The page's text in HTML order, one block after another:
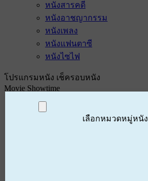
หนังสารคดี
หนังอาชญากรรม
หนังเพลง
หนังแฟนตาซี
หนังไซไฟ
โปรแกรมหนัง เช็ครอบหนัง
Movie Showtime
เลือกหมวดหมู่หนัง